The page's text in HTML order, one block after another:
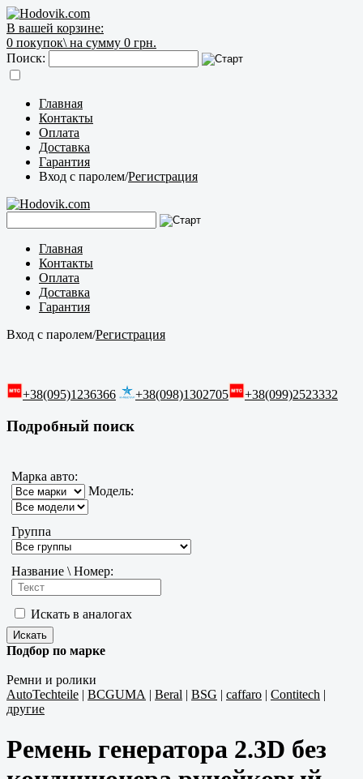
В вашей корзине:
0 покупок\ на сумму 0 грн.
Поиск:
Главная
Контакты
Оплата
Доставка
Гарантия
Вход с паролем/Регистрация
Главная
Контакты
Оплата
Доставка
Гарантия
Вход с паролем/Регистрация
+38(095)1236366 +38(098)1302705 +38(099)2523332
Подробный поиск
Марка авто:
Модель:
Группа
Название \ Номер:
Искать в аналогах
Подбор по марке
Ремни и ролики
AutoTechteile | BCGUMA | Beral | BSG | caffaro | Contitech |
другие
Ремень генератора 2.3D без